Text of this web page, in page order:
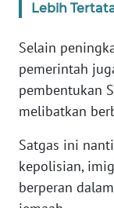
Lebih
Selain
pemerintah
pembentukan
melibatkan
Satgas ini
kepolisian,
berperan
WN
WN
KEPRI
PAPUA
WN
PAPUA